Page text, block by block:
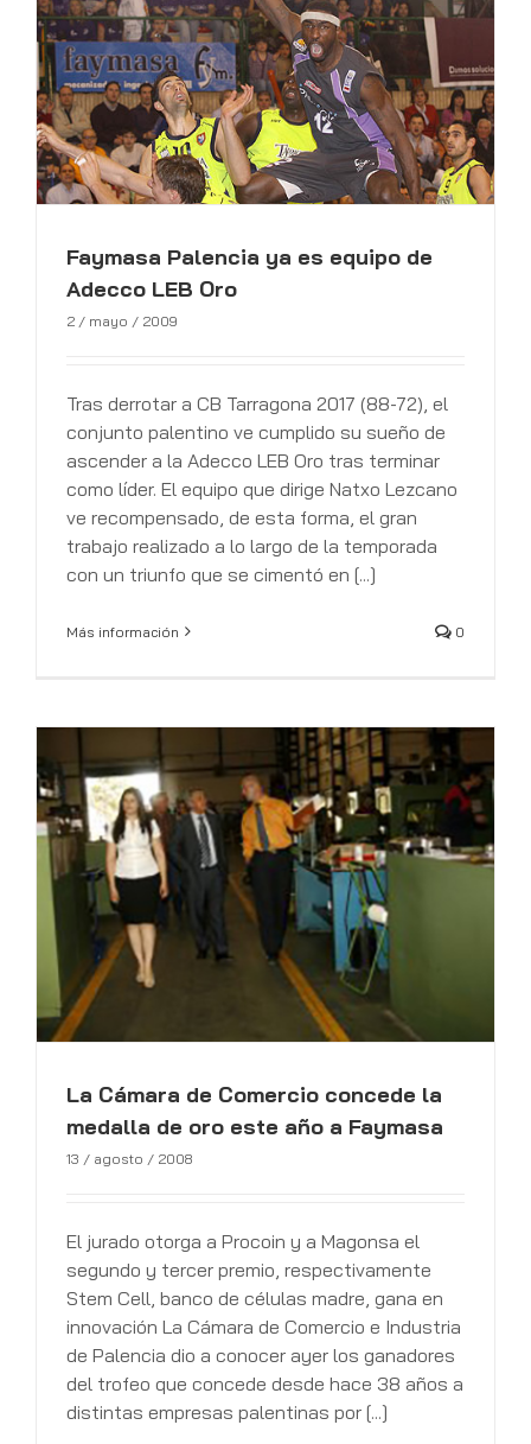
Adecco LEB Oro
Noticias
Faymasa Palencia ya es equipo de
Adecco LEB Oro
2 / mayo / 2009
Tras derrotar a CB Tarragona 2017 (88-72), el
conjunto palentino ve cumplido su sueño de
ascender a la Adecco LEB Oro tras terminar
como líder. El equipo que dirige Natxo Lezcano
ve recompensado, de esta forma, el gran
trabajo realizado a lo largo de la temporada
con un triunfo que se cimentó en [...]
Más información 0
La Cámara de Comercio concede la
medalla de oro este año a Faymasa
Noticias
La Cámara de Comercio concede la
medalla de oro este año a Faymasa
13 / agosto / 2008
El jurado otorga a Procoin y a Magonsa el
segundo y tercer premio, respectivamente
Stem Cell, banco de células madre, gana en
innovación La Cámara de Comercio e Industria
de Palencia dio a conocer ayer los ganadores
del trofeo que concede desde hace 38 años a
distintas empresas palentinas por [...]